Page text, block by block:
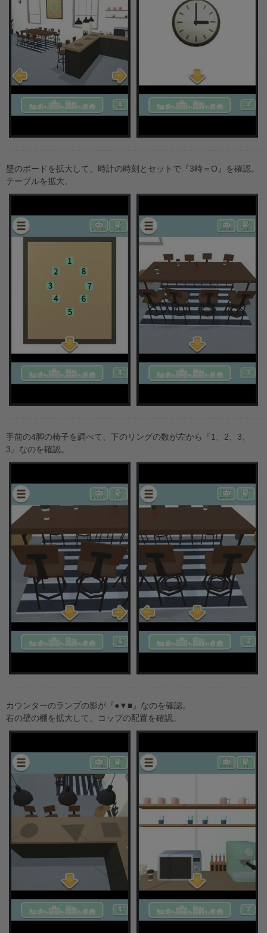
壁のボードを拡大して、時計の時刻とセットで『3時＝O』を確認。
テーブルを拡大。
手前の4脚の椅子を調べて、下のリングの数が左から『1、2、3、
3』なのを確認。
カウンターのランプの影が『●▼■』なのを確認。
右の壁の棚を拡大して、コップの配置を確認。